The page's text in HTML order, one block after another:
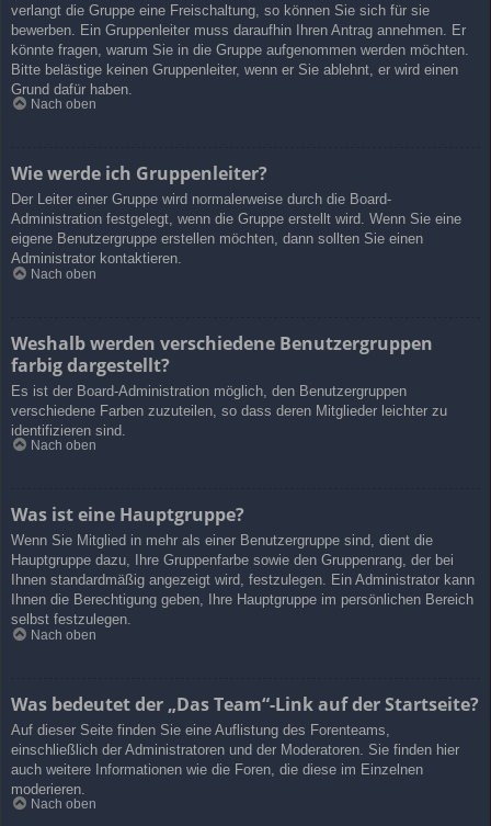
verlangt die Gruppe eine Freischaltung, so können Sie sich für sie
bewerben. Ein Gruppenleiter muss daraufhin Ihren Antrag annehmen. Er
könnte fragen, warum Sie in die Gruppe aufgenommen werden möchten.
Bitte belästige keinen Gruppenleiter, wenn er Sie ablehnt, er wird einen
Grund dafür haben.
Nach oben
Wie werde ich Gruppenleiter?
Der Leiter einer Gruppe wird normalerweise durch die Board-
Administration festgelegt, wenn die Gruppe erstellt wird. Wenn Sie eine
eigene Benutzergruppe erstellen möchten, dann sollten Sie einen
Administrator kontaktieren.
Nach oben
Weshalb werden verschiedene Benutzergruppen
farbig dargestellt?
Es ist der Board-Administration möglich, den Benutzergruppen
verschiedene Farben zuzuteilen, so dass deren Mitglieder leichter zu
identifizieren sind.
Nach oben
Was ist eine Hauptgruppe?
Wenn Sie Mitglied in mehr als einer Benutzergruppe sind, dient die
Hauptgruppe dazu, Ihre Gruppenfarbe sowie den Gruppenrang, der bei
Ihnen standardmäßig angezeigt wird, festzulegen. Ein Administrator kann
Ihnen die Berechtigung geben, Ihre Hauptgruppe im persönlichen Bereich
selbst festzulegen.
Nach oben
Was bedeutet der „Das Team“-Link auf der Startseite?
Auf dieser Seite finden Sie eine Auflistung des Forenteams,
einschließlich der Administratoren und der Moderatoren. Sie finden hier
auch weitere Informationen wie die Foren, die diese im Einzelnen
moderieren.
Nach oben